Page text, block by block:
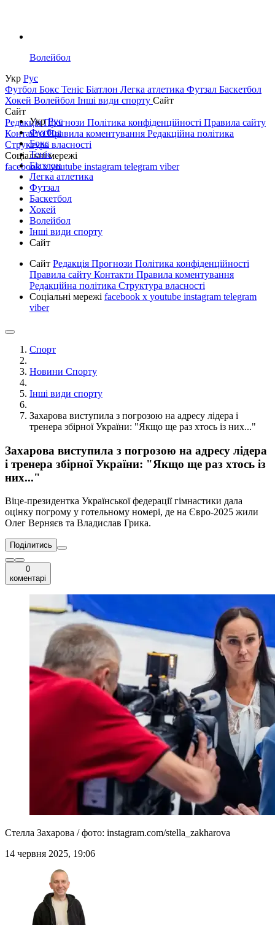
Волейбол
Укр Рус
Футбол Бокс Теніс Біатлон Легка атлетика Футзал Баскетбол
Хокей Волейбол Інші види спорту Сайт
Сайт
РедакціяПрогнози Політика конфіденційності Правила сайту
КонтактиПравила коментування Редакційна політика
Структура власності
Соціальні мережі
facebookxyoutube instagram telegram viber
УкрРус
Футбол
Бокс
Теніс
Біатлон
Легка атлетика
Футзал
Баскетбол
Хокей
Волейбол
Інші види спорту
Сайт
Сайт Редакція Прогнози Політика конфіденційності
Правила сайту Контакти Правила коментування
Редакційна політика Структура власності
Соціальні мережі facebook x youtube instagram telegram
viber
Спорт
Новини Спорту
Інші види спорту
Захарова виступила з погрозою на адресу лідера і
тренера збірної України: "Якщо ще раз хтось із них..."
Захарова виступила з погрозою на адресу лідера
і тренера збірної України: "Якщо ще раз хтось із
них..."
Віце-президентка Української федерації гімнастики дала
оцінку погрому у готельному номері, де на Євро-2025 жили
Олег Верняєв та Владислав Грика.
Поділитись
0
коментарі
Стелла Захарова / фото: instagram.com/stella_zakharova
14 червня 2025, 19:06